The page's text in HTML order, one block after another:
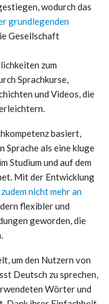
wodurch das
grundlegenden
Gesellschaft
zum
Sprachkurse,
und Videos, die
basiert,
Sprache als eine kluge
Studium und auf dem
Mit der Entwicklung
nicht mehr an
flexibler und
geworden, die
um den Nutzern von
Deutsch zu sprechen,
Wörter und